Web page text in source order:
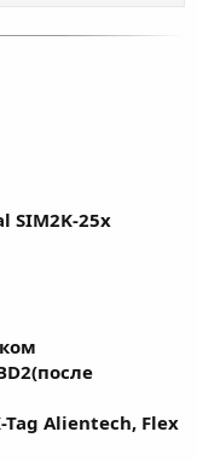
жгута
SIM2K-25x
Alientech, Flex